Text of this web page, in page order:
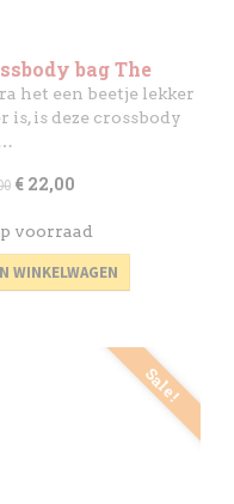
bag The
- Target
het een beetje lekker
is, is deze crossbody
€ 22,00
voorraad
WINKELWAGEN
Sale!